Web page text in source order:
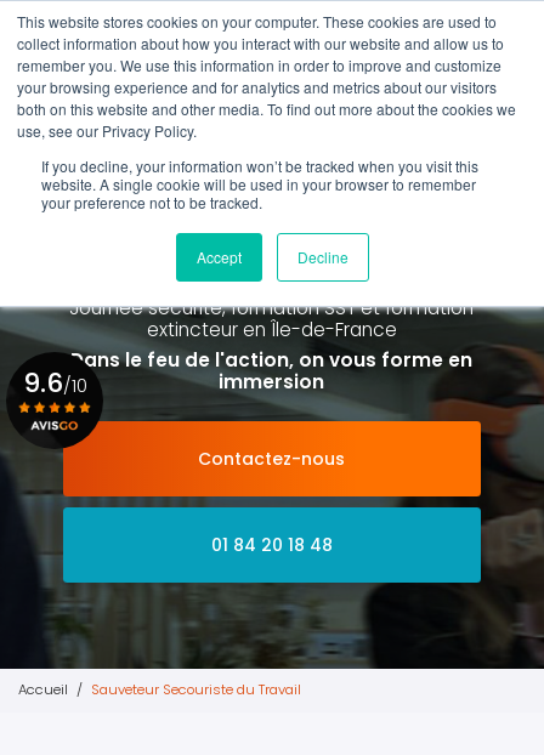
This website stores cookies on your computer. These cookies are used to
collect information about how you interact with our website and allow us to
remember you. We use this information in order to improve and customize
your browsing experience and for analytics and metrics about our visitors
both on this website and other media. To find out more about the cookies we
use, see our Privacy Policy.
If you decline, your information won’t be tracked when you visit this
website. A single cookie will be used in your browser to remember
your preference not to be tracked.
Accept Decline
Aller
au
contenu
principal
01 84 20 18 48
Rappel gratuit
Spécialiste de la formation SST et
de la Formation Incendie
à Paris La Défense depuis 2015
Journée sécurité, formation SST et formation
extincteuren Île-de-France
Dans le feu de l'action, on vous forme en
immersion
Contactez-nous
01 84 20 18 48
9.6/10
Voir le certificat
Accueil Sauveteur Secouriste du Travail